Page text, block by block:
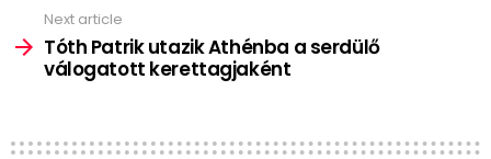
Next article
Tóth Patrik utazik Athénba a serdülő
válogatott kerettagjaként